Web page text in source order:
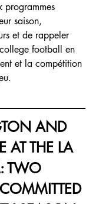
programmes
saison,
et de rappeler
football en
et la compétition
AND
AT THE LA
TWO